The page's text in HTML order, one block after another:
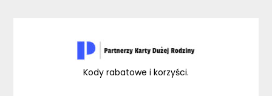
Kody rabatowe i korzyści.